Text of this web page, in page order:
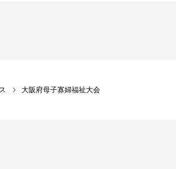
大阪府母子寡婦福祉大会